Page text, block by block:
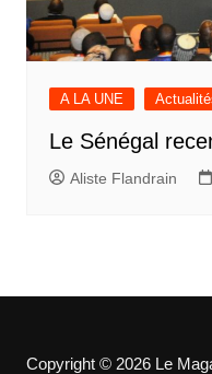
A LA UNE
Le Sénégal
Aliste Flandrain
Copyright © 2026 Le